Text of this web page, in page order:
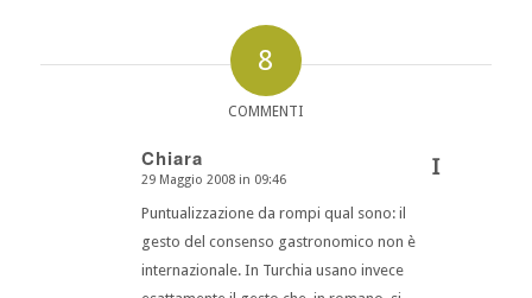
8
COMMENTI
Chiara
dice:
29 Maggio 2008 in 09:46
Puntualizzazione da rompi qual sono: il
gesto del consenso gastronomico non è
internazionale. In Turchia usano invece
I